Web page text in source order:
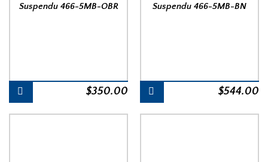
Suspendu 466-5MB-OBR
$350.00
Suspendu 466-5MB-BN
$544.00